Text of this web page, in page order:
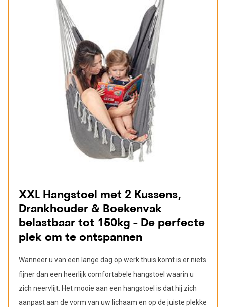
XXL Hangstoel met 2 Kussens,
Drankhouder & Boekenvak
belastbaar tot 150kg - De perfecte
plek om te ontspannen
Wanneer u van een lange dag op werk thuis komt is er niets
fijner dan een heerlijk comfortabele hangstoel waarin u
zich neervlijt. Het mooie aan een hangstoel is dat hij zich
aanpast aan de vorm van uw lichaam en op de juiste plekke